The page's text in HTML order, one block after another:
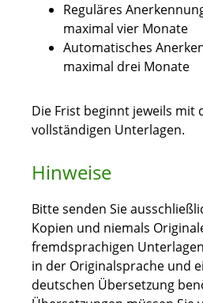
Reguläres
maximal vier Monate
Automatisches
maximal drei Monate
Die Frist beginnt jeweils mit
vollständigen Unterlagen.
Hinweise
Bitte senden Sie
Kopien und niemals
fremdsprachigen
in der Originalsprache und
deutschen Übersetzung